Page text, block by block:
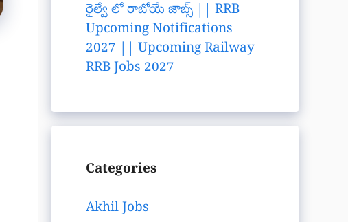
రైల్వే లో రాబోయే జాబ్స్ || RRB
Upcoming Notifications
2027 || Upcoming Railway
RRB Jobs 2027
Categories
Akhil Jobs